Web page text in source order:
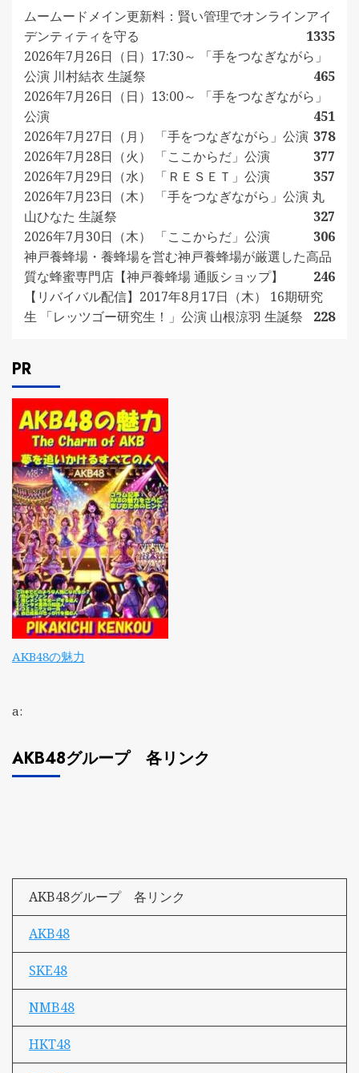
ムームードメイン更新料：賢い管理でオンラインアイ
デンティティを守る
1335
2026年7月26日（日）17:30～ 「手をつなぎながら」
公演 川村結衣 生誕祭
465
2026年7月26日（日）13:00～ 「手をつなぎながら」
公演
451
2026年7月27日（月） 「手をつなぎながら」公演 378
2026年7月28日（火） 「ここからだ」公演
377
2026年7月29日（水） 「ＲＥＳＥＴ」公演
357
2026年7月23日（木） 「手をつなぎながら」公演 丸
山ひなた 生誕祭
327
2026年7月30日（木） 「ここからだ」公演
306
神戸養蜂場・養蜂場を営む神戸養蜂場が厳選した高品
質な蜂蜜専門店【神戸養蜂場 通販ショップ】
246
【リバイバル配信】2017年8月17日（木） 16期研究
生 「レッツゴー研究生！」公演 山根涼羽 生誕祭
228
PR
AKB48の魅力
a:
AKB48グループ 各リンク
AKB48グループ 各リンク
AKB48
SKE48
NMB48
HKT48